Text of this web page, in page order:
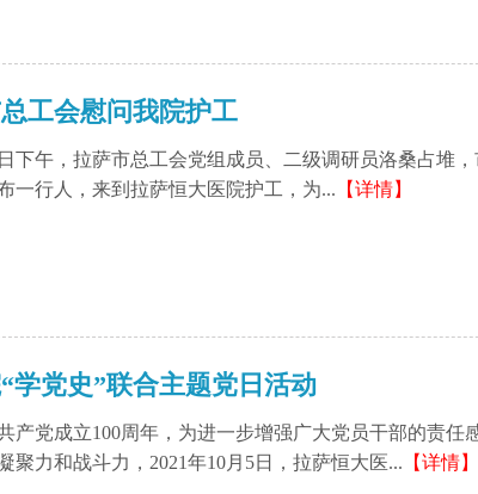
工会慰问我院护工
午，拉萨市总工会党组成员、二级调研员洛桑占堆，
一行人，来到拉萨恒大医院护工，为... 【详情】
学党史”联合主题党日活动
党成立100周年，为进一步增强广大党员干部的责任
聚力和战斗力，2021年10月5日，拉萨恒大医... 【详情】